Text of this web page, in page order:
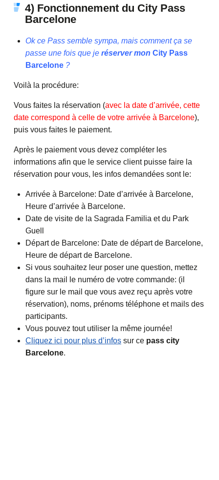
4) Fonctionnement du City Pass
Barcelone
Ok ce Pass semble sympa, mais comment ça se
passe une fois que je réserver mon City Pass
Barcelone ?
Voilà la procédure:
Vous faites la réservation (avec la date d’arrivée, cette
date correspond à celle de votre arrivée à Barcelone),
puis vous faites le paiement.
Après le paiement vous devez compléter les
informations afin que le service client puisse faire la
réservation pour vous, les infos demandées sont le:
Arrivée à Barcelone: Date d’arrivée à Barcelone,
Heure d’arrivée à Barcelone.
Date de visite de la Sagrada Familia et du Park
Guell
Départ de Barcelone: Date de départ de Barcelone,
Heure de départ de Barcelone.
Si vous souhaitez leur poser une question, mettez
dans la mail le numéro de votre commande: (il
figure sur le mail que vous avez reçu après votre
réservation), noms, prénoms téléphone et mails des
participants.
Vous pouvez tout utiliser la même journée!
Cliquez ici pour plus d’infos sur ce pass city
Barcelone.